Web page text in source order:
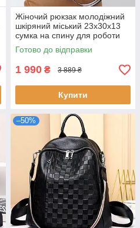
Жіночий рюкзак молодіжний
шкіряний міський 23х30х13
сумка на спину для роботи
чорна натуральна шкіра
новий
Готово до відправки
1 990 ₴ 3 889 ₴
Купити
–50%